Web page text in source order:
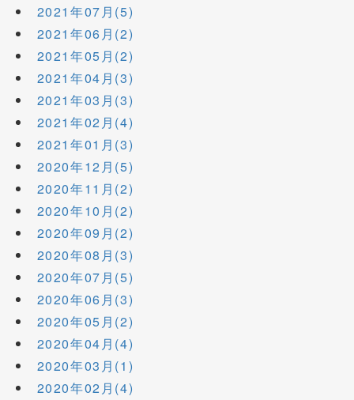
2021年07月(5)
2021年06月(2)
2021年05月(2)
2021年04月(3)
2021年03月(3)
2021年02月(4)
2021年01月(3)
2020年12月(5)
2020年11月(2)
2020年10月(2)
2020年09月(2)
2020年08月(3)
2020年07月(5)
2020年06月(3)
2020年05月(2)
2020年04月(4)
2020年03月(1)
2020年02月(4)